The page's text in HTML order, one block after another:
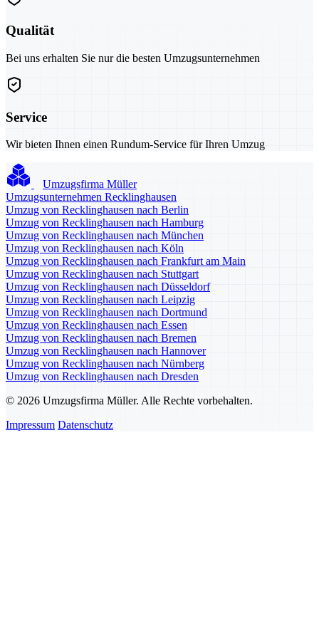
Qualität
Bei uns erhalten Sie nur die besten Umzugsunternehmen
Service
Wir bieten Ihnen einen Rundum-Service für Ihren Umzug
Umzugsfirma Müller
Umzugsunternehmen Recklinghausen
Umzug von Recklinghausen nach Berlin
Umzug von Recklinghausen nach Hamburg
Umzug von Recklinghausen nach München
Umzug von Recklinghausen nach Köln
Umzug von Recklinghausen nach Frankfurt am Main
Umzug von Recklinghausen nach Stuttgart
Umzug von Recklinghausen nach Düsseldorf
Umzug von Recklinghausen nach Leipzig
Umzug von Recklinghausen nach Dortmund
Umzug von Recklinghausen nach Essen
Umzug von Recklinghausen nach Bremen
Umzug von Recklinghausen nach Hannover
Umzug von Recklinghausen nach Nürnberg
Umzug von Recklinghausen nach Dresden
© 2026 Umzugsfirma Müller. Alle Rechte vorbehalten.
Impressum Datenschutz